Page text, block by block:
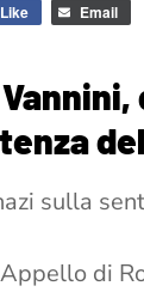
Like Email
sulla
di